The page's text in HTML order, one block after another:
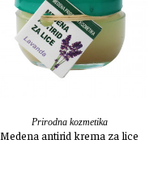
Prirodna kozmetika
Medena antirid krema za lice